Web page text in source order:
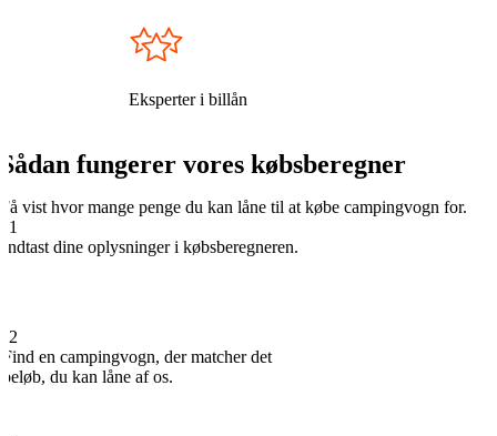
Eksperter i billån
Sådan fungerer vores købsberegner
Få vist hvor mange penge du kan låne til at købe campingvogn for.
01
Indtast dine oplysninger i købsberegneren.
02
Find en campingvogn, der matcher det
beløb, du kan låne af os.